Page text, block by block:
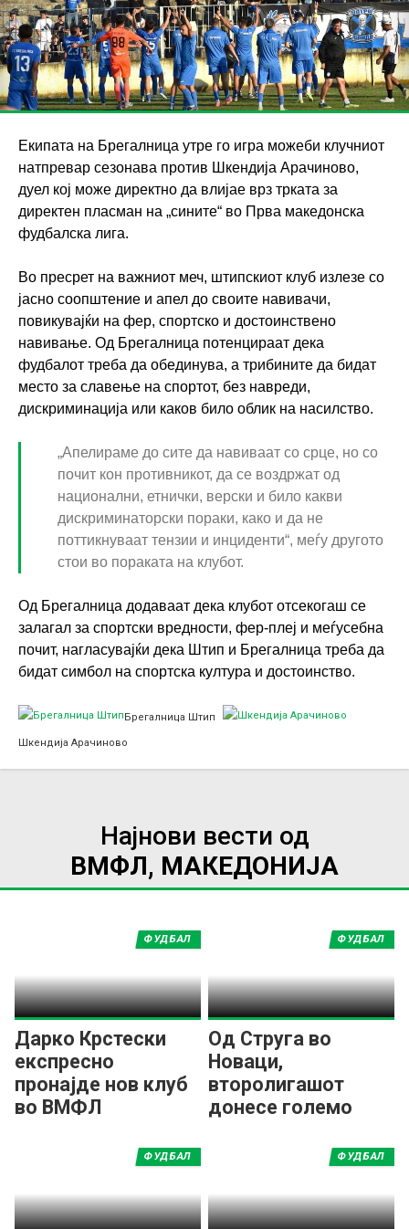
Екипата на Брегалница утре го игра можеби клучниот
натпревар сезонава против Шкендија Арачиново,
дуел кој може директно да влијае врз трката за
директен пласман на „сините“ во Прва македонска
фудбалска лига.
Во пресрет на важниот меч, штипскиот клуб излезе со
јасно соопштение и апел до своите навивачи,
повикувајќи на фер, спортско и достоинствено
навивање. Од Брегалница потенцираат дека
фудбалот треба да обединува, а трибините да бидат
место за славење на спортот, без навреди,
дискриминација или каков било облик на насилство.
„Апелираме до сите да навиваат со срце, но со
почит кон противникот, да се воздржат од
национални, етнички, верски и било какви
дискриминаторски пораки, како и да не
поттикнуваат тензии и инциденти“, меѓу другото
стои во пораката на клубот.
Од Брегалница додаваат дека клубот отсекогаш се
залагал за спортски вредности, фер-плеј и меѓусебна
почит, нагласувајќи дека Штип и Брегалница треба да
бидат симбол на спортска култура и достоинство.
Брегалница Штип
Шкендија Арачиново
Најнови вести од
ВМФЛ, МАКЕДОНИЈА
Дарко Крстески
експресно
пронајде нов клуб
во ВМФЛ
ФУДБАЛ
Од Струга во
Новаци,
второлигашот
донесе големо
средниот ред!
ФУДБАЛ
ФУДБАЛ ФУДБАЛ